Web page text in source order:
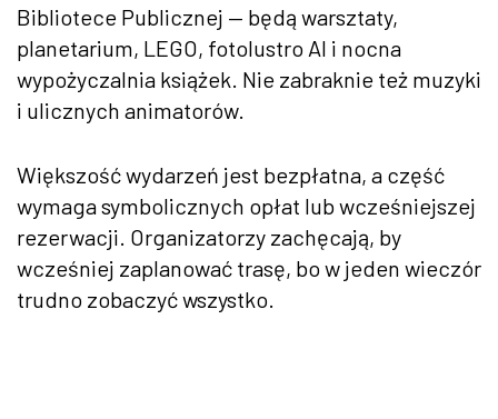
Bibliotece Publicznej — będą warsztaty,
planetarium, LEGO, fotolustro AI i nocna
wypożyczalnia książek. Nie zabraknie też muzyki
i ulicznych animatorów.
Większość wydarzeń jest bezpłatna, a część
wymaga symbolicznych opłat lub wcześniejszej
rezerwacji. Organizatorzy zachęcają, by
wcześniej zaplanować trasę, bo w jeden wieczór
trudno zobaczyć wszystko.